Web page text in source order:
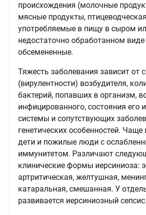
происхождения (молочные
мясные продукты,
употребляемые в пищу в сыром
недостаточно обработанном
обсемененные.
Тяжесть заболевания зависит от
(вирулентности) возбудителя,
бактерий, попавших в организм,
инфицированного, состояния его
системы и сопутствующих
генетических особенностей.
дети и пожилые люди с
иммунитетом. Различают
клинические формы иерсиниоза:
артритическая, желтушная,
катаральная, смешанная. У
развивается иерсиниозный сепсис.